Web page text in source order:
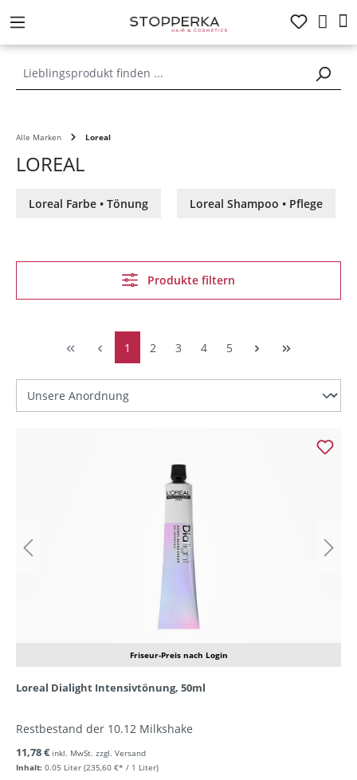
springen
Alle Marken Loreal
LOREAL
Loreal Farbe • Tönung Loreal Shampoo • Pflege
Produkte filtern
1 2 3 4 5
Friseur-Preis nach Login
Loreal Dialight Intensivtönung, 50ml
Restbestand der 10.12 Milkshake
Inhalt: 0.05 Liter (235,60 €* / 1 Liter)
11,78 € inkl. MwSt. zzgl. Versand